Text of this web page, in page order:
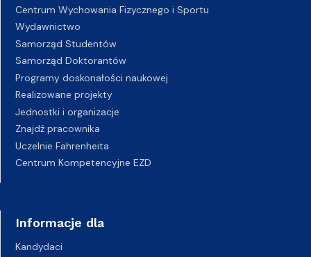
Centrum Wychowania Fizycznego i Sportu
Wydawnictwo
Samorząd Studentów
Samorząd Doktorantów
Programy doskonałości naukowej
Realizowane projekty
Jednostki i organizacje
Znajdź pracownika
Uczelnie Fahrenheita
Centrum Kompetencyjne EZD
Informacje dla
Kandydaci